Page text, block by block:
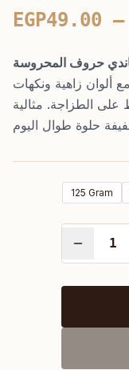
EGP49.00 –
زاهية ونكهات
الطزاجة. مثالية
125 Gram